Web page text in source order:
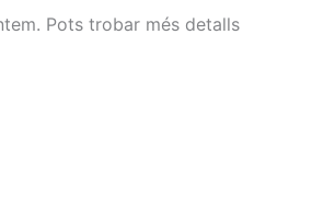
Pots trobar més detalls